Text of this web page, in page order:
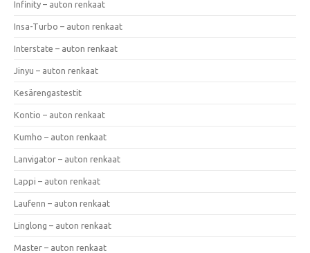
Infinity – auton renkaat
Insa-Turbo – auton renkaat
Interstate – auton renkaat
Jinyu – auton renkaat
Kesärengastestit
Kontio – auton renkaat
Kumho – auton renkaat
Lanvigator – auton renkaat
Lappi – auton renkaat
Laufenn – auton renkaat
Linglong – auton renkaat
Master – auton renkaat